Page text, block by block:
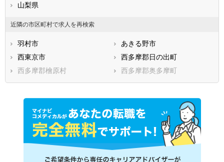
山梨県
近隣の市区町村で求人を再検索
羽村市
あきる野市
西東京市
西多摩郡日の出町
西多摩郡檜原村
西多摩郡奥多摩町